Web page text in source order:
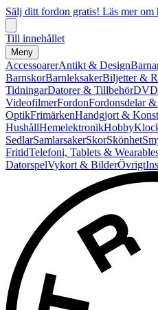
Sälj ditt fordon gratis! Läs mer om
Till innehållet
Meny
AccessoarerAntikt & Design
BarnskorBarnleksakerBiljetter &
TidningarDatorer & Tillbehör
VideofilmerFordonFordonsdelar
OptikFrimärkenHandgjort &
HushållHemelektronikHobby
SedlarSamlarsakerSkorSkönhet
FritidTelefoni, Tablets &
DatorspelVykort & BilderÖvrigt